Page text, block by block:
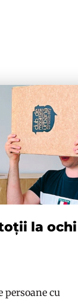
la ochi
persoane cu